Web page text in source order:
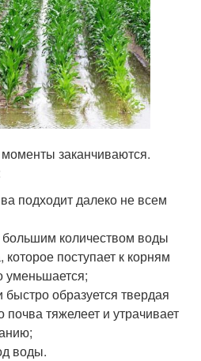
заканчиваются.
подходит далеко не всем
количеством воды
которое поступает к корням
уменьшается;
образуется твердая
почва тяжелеет и утрачивает
воды.